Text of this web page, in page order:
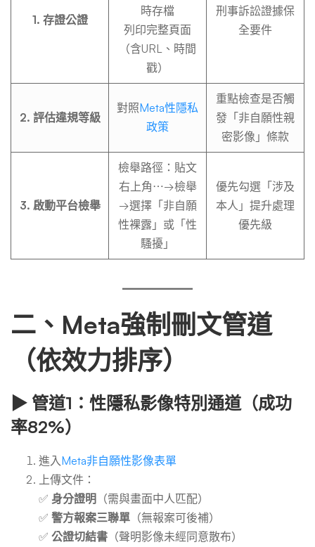
1. 存證公證
時存檔
列印完整頁面
（含URL、時間
戳）
刑事訴訟證據保
全要件
2. 評估違規等級
對照Meta性隱私
政策
重點檢查是否觸
發「非自願性親
密影像」條款
3. 啟動平台檢舉
檢舉路徑：貼文
右上角⋯→檢舉
→選擇「非自願
性裸露」或「性
騷擾」
優先勾選「涉及
本人」提升處理
優先級
二、Meta強制刪文管道
（依效力排序）
▶ 管道1：性隱私影像特別通道（成功
率82%）
進入Meta非自願性影像表單
上傳文件：
✅ 身分證明 （需與畫面中人匹配）
✅ 警方報案三聯單 （無報案可後補）
✅ 公證切結書 （聲明影像未經同意散布）